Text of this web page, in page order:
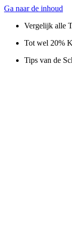
Ga naar de inhoud
Vergelijk alle
Tot wel 20%
Tips van de